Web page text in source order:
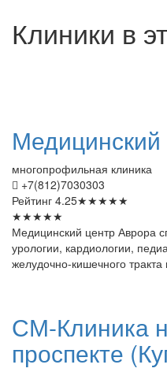
Клиники в
Медицинский
многопрофильная клиника
+7(812)7030303
Рейтинг 4.25★★★★★
★★★★★
Медицинский центр Аврора
урологии, кардиологии,
желудочно-кишечного тракта
СМ-Клиника
проспекте